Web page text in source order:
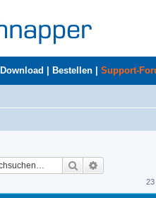
Download Bestellen Support-
Suche
23